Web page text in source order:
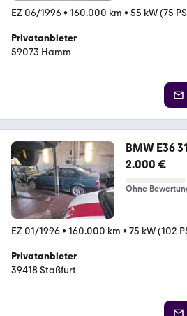
EZ 06/1996• 160.000 km • 55 kW (75
Privatanbieter
59073 Hamm
BMW E36
2.000 €
Ohne
EZ 01/1996• 160.000 km • 75 kW (102
Privatanbieter
39418 Staßfurt